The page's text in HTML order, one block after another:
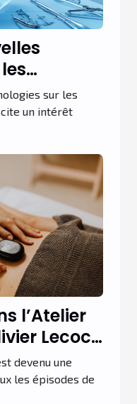
sur les
un intérêt
l’Atelier
Lecocq
du corps
devenu une
les épisodes de